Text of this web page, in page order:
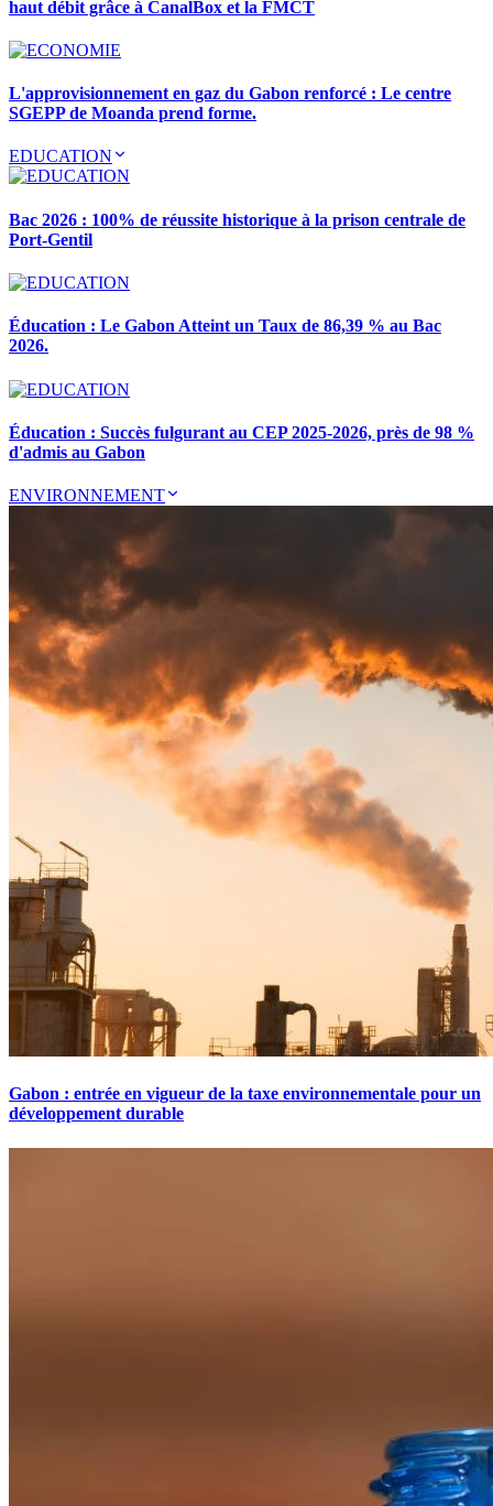
haut débit grâce à CanalBox et la FMCT
L'approvisionnement en gaz du Gabon renforcé : Le centre
SGEPP de Moanda prend forme.
EDUCATION
Bac 2026 : 100% de réussite historique à la prison centrale de
Port-Gentil
Éducation : Le Gabon Atteint un Taux de 86,39 % au Bac
2026.
Éducation : Succès fulgurant au CEP 2025-2026, près de 98 %
d'admis au Gabon
ENVIRONNEMENT
Gabon : entrée en vigueur de la taxe environnementale pour un
développement durable